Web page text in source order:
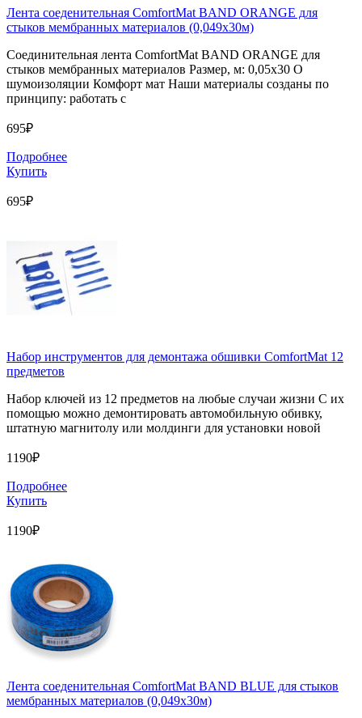
Лента соеденительная ComfortMat BAND ORANGE для
стыков мембранных материалов (0,049х30м)
Соединительная лента ComfortMat BAND ORANGE для
стыков мембранных материалов Размер, м: 0,05х30 О
шумоизоляции Комфорт мат Наши материалы созданы по
принципу: работать с
695₽
Подробнее
Купить
695₽
Набор инструментов для демонтажа обшивки ComfortMat 12
предметов
Набор ключей из 12 предметов на любые случаи жизни С их
помощью можно демонтировать автомобильную обивку,
штатную магнитолу или молдинги для установки новой
1190₽
Подробнее
Купить
1190₽
Лента соеденительная ComfortMat BAND BLUE для стыков
мембранных материалов (0,049х30м)